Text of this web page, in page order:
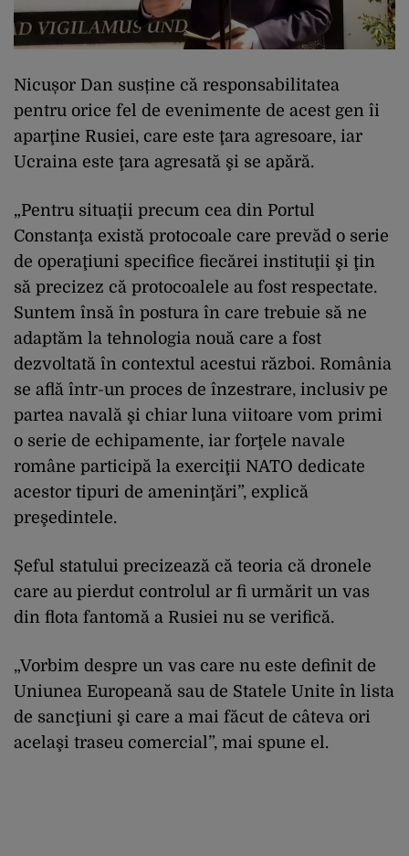
Nicușor Dan susține că responsabilitatea
pentru orice fel de evenimente de acest gen îi
aparţine Rusiei, care este ţara agresoare, iar
Ucraina este ţara agresată şi se apără.
„Pentru situaţii precum cea din Portul
Constanţa există protocoale care prevăd o serie
de operaţiuni specifice fiecărei instituţii şi ţin
să precizez că protocoalele au fost respectate.
Suntem însă în postura în care trebuie să ne
adaptăm la tehnologia nouă care a fost
dezvoltată în contextul acestui război. România
se află într-un proces de înzestrare, inclusiv pe
partea navală şi chiar luna viitoare vom primi
o serie de echipamente, iar forţele navale
române participă la exerciţii NATO dedicate
acestor tipuri de ameninţări”, explică
preşedintele.
Șeful statului precizează că teoria că dronele
care au pierdut controlul ar fi urmărit un vas
din flota fantomă a Rusiei nu se verifică.
„Vorbim despre un vas care nu este definit de
Uniunea Europeană sau de Statele Unite în lista
de sancţiuni şi care a mai făcut de câteva ori
acelaşi traseu comercial”, mai spune el.